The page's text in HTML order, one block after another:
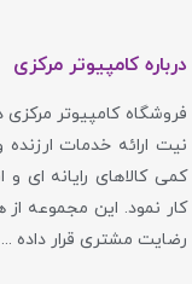
درباره کامپیوتر مرکزی
نیت ارائه خدمات
کمی کالاهای رایانه ای و
کار نمود. این مجموعه از
رضایت مشتری قرار داده ...